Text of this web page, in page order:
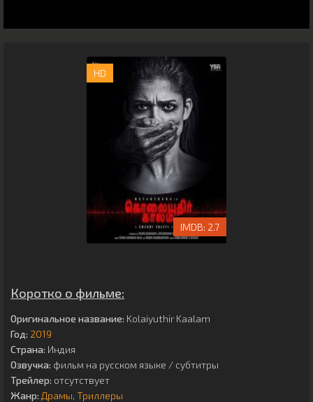
HD
2.7
Коротко о фильме:
Оригинальное название: Kolaiyuthir Kaalam
Год: 2019
Страна: Индия
Озвучка: фильм на русском языке / субтитры
Трейлер: отсутствует
Жанр: Драмы Триллеры